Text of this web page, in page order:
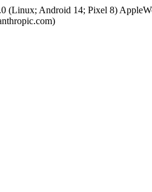
(Linux; Android 14; Pixel 8)